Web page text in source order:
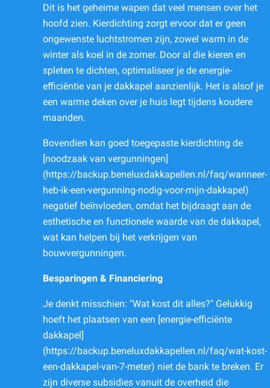
Dit is het geheime wapen dat veel mensen over het
hoofd zien. Kierdichting zorgt ervoor dat er geen
ongewenste luchtstromen zijn, zowel warm in de
winter als koel in de zomer. Door al die kieren en
spleten te dichten, optimaliseer je de energie-
efficiëntie van je dakkapel aanzienlijk. Het is alsof je
een warme deken over je huis legt tijdens koudere
maanden.
Bovendien kan goed toegepaste kierdichting de
[noodzaak van vergunningen]
(https://backup.beneluxdakkapellen.nl/faq/wanneer-
heb-ik-een-vergunning-nodig-voor-mijn-dakkapel)
negatief beïnvloeden, omdat het bijdraagt aan de
esthetische en functionele waarde van de dakkapel,
wat kan helpen bij het verkrijgen van
bouwvergunningen.
Besparingen & Financiering
Je denkt misschien: "Wat kost dit alles?" Gelukkig
hoeft het plaatsen van een [energie-efficiënte
dakkapel]
(https://backup.beneluxdakkapellen.nl/faq/wat-kost-
een-dakkapel-van-7-meter) niet de bank te breken. Er
zijn diverse subsidies vanuit de overheid die